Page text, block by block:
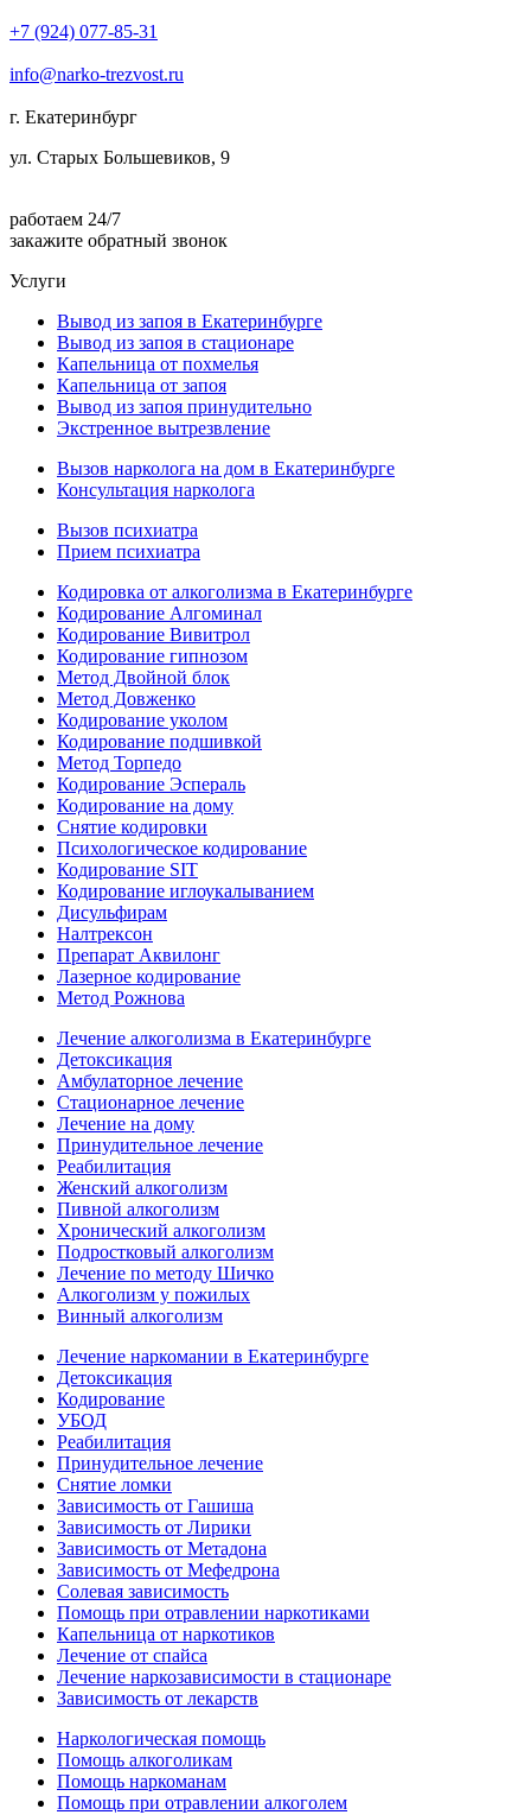
+7 (924) 077-85-31
info@narko-trezvost.ru
г. Екатеринбург
ул. Старых Большевиков, 9
работаем 24/7
закажите обратный звонок
Услуги
Вывод из запоя в Екатеринбурге
Вывод из запоя в стационаре
Капельница от похмелья
Капельница от запоя
Вывод из запоя принудительно
Экстренное вытрезвление
Вызов нарколога на дом в Екатеринбурге
Консультация нарколога
Вызов психиатра
Прием психиатра
Кодировка от алкоголизма в Екатеринбурге
Кодирование Алгоминал
Кодирование Вивитрол
Кодирование гипнозом
Метод Двойной блок
Метод Довженко
Кодирование уколом
Кодирование подшивкой
Метод Торпедо
Кодирование Эспераль
Кодирование на дому
Снятие кодировки
Психологическое кодирование
Кодирование SIT
Кодирование иглоукалыванием
Дисульфирам
Налтрексон
Препарат Аквилонг
Лазерное кодирование
Метод Рожнова
Лечение алкоголизма в Екатеринбурге
Детоксикация
Амбулаторное лечение
Стационарное лечение
Лечение на дому
Принудительное лечение
Реабилитация
Женский алкоголизм
Пивной алкоголизм
Хронический алкоголизм
Подростковый алкоголизм
Лечение по методу Шичко
Алкоголизм у пожилых
Винный алкоголизм
Лечение наркомании в Екатеринбурге
Детоксикация
Кодирование
УБОД
Реабилитация
Принудительное лечение
Снятие ломки
Зависимость от Гашиша
Зависимость от Лирики
Зависимость от Метадона
Зависимость от Мефедрона
Солевая зависимость
Помощь при отравлении наркотиками
Капельница от наркотиков
Лечение от спайса
Лечение наркозависимости в стационаре
Зависимость от лекарств
Наркологическая помощь
Помощь алкоголикам
Помощь наркоманам
Помощь при отравлении алкоголем